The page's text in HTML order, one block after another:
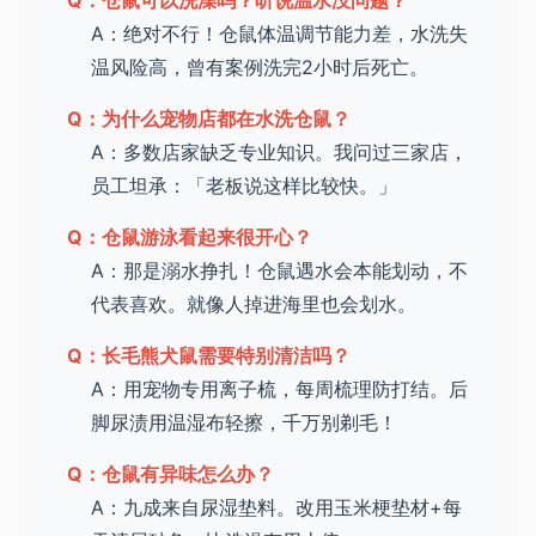
A：绝对不行！仓鼠体温调节能力差，水洗失
温风险高，曾有案例洗完2小时后死亡。
Q：为什么宠物店都在水洗仓鼠？
A：多数店家缺乏专业知识。我问过三家店，
员工坦承：「老板说这样比较快。」
Q：仓鼠游泳看起来很开心？
A：那是溺水挣扎！仓鼠遇水会本能划动，不
代表喜欢。就像人掉进海里也会划水。
Q：长毛熊犬鼠需要特别清洁吗？
A：用宠物专用离子梳，每周梳理防打结。后
脚尿渍用温湿布轻擦，千万别剃毛！
Q：仓鼠有异味怎么办？
A：九成来自尿湿垫料。改用玉米梗垫材+每